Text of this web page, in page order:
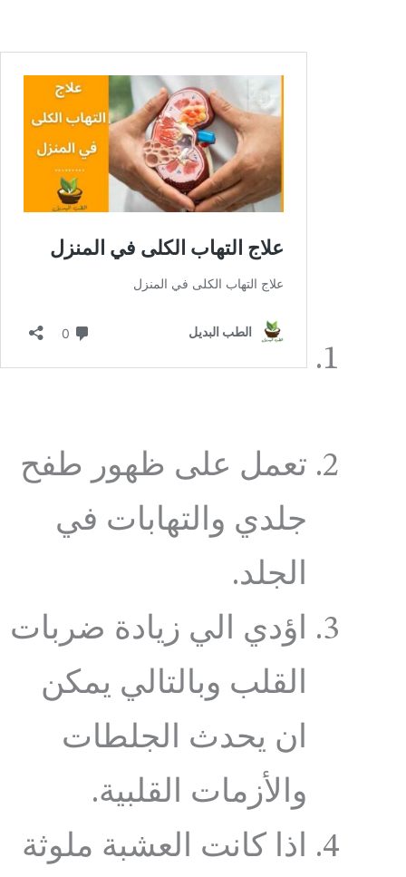
تعمل على ظهور طفح
جلدي والتهابات في
الجلد.
اؤدي الي زيادة ضربات
القلب وبالتالي يمكن
ان يحدث الجلطات
والأزمات القلبية.
اذا كانت العشبة ملوثة